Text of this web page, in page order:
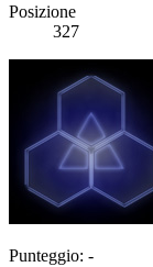
Posizione
327
Punteggio: -